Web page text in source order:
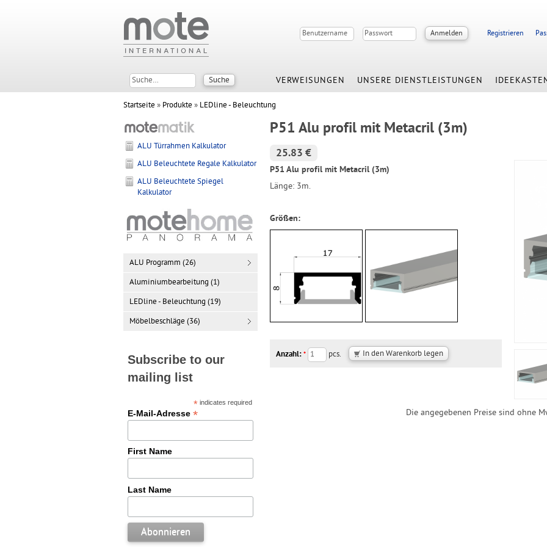
Registrieren
VERWEISUNGEN UNSERE DIENSTLEISTUNGEN
Startseite » Produkte » LEDline - Beleuchtung
P51 Alu profil mit Metacril (3m)
25.83 €
P51 Alu profil mit Metacril (3m)
Länge: 3m.
Größen:
Anzahl: * pcs.
Die angegebenen Preise sind ohne
ALU Türrahmen Kalkulator
ALU Beleuchtete Regale Kalkulator
ALU Beleuchtete Spiegel
Kalkulator
ALU Programm (26)
Aluminiumbearbeitung (1)
LEDline - Beleuchtung (19)
Möbelbeschläge (36)
Subscribe to our
mailing list
* indicates required
E-Mail-Adresse *
First Name
Last Name